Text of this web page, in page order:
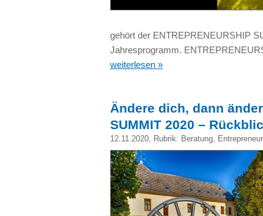
gehört der ENTREPRENEURSHIP
Jahresprogramm.
weiterlesen »
Ändere dich, dann
SUMMIT 2020 –
12.11.2020 , Rubrik: Beratung